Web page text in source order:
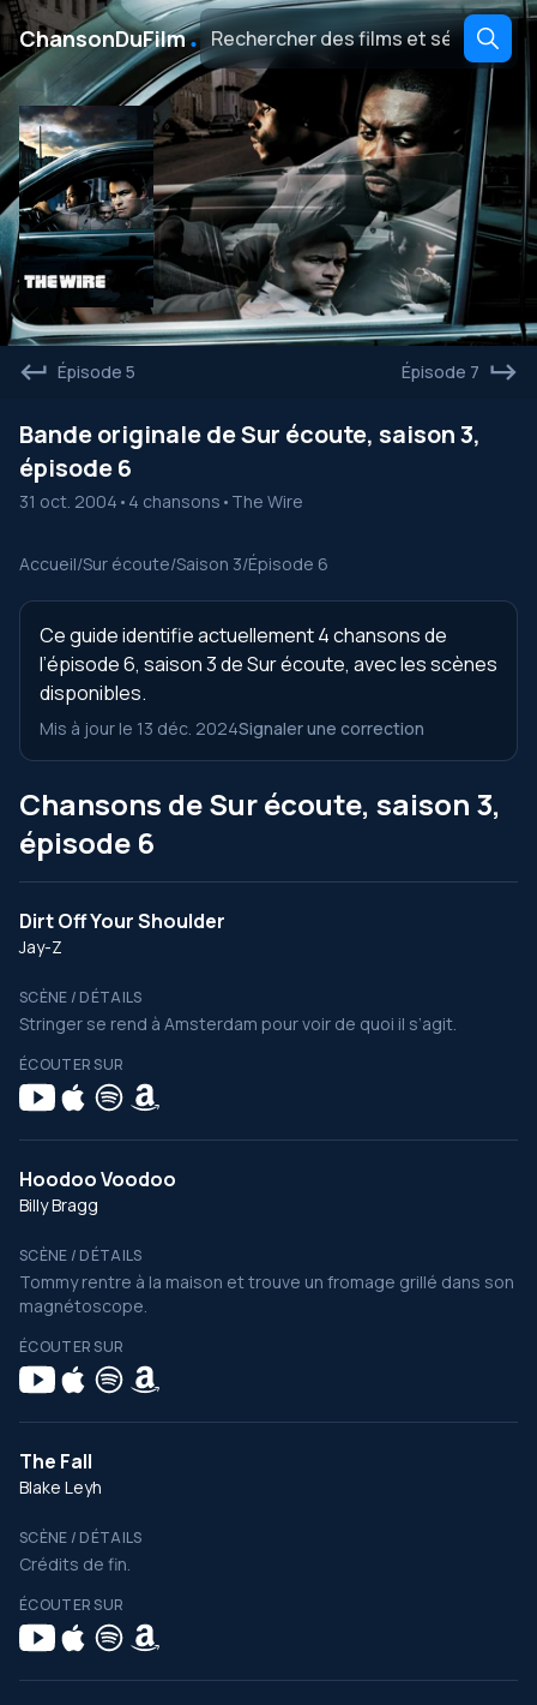
ChansonDuFilm․
Épisode 5 Épisode 7
Bande originale de Sur écoute, saison 3,
épisode 6
31 oct. 2004 • 4 chansons • The Wire
Accueil/Sur écoute/Saison 3/Épisode 6
Ce guide identifie actuellement 4 chansons de
l’épisode 6, saison 3 de Sur écoute, avec les scènes
disponibles.
Mis à jour le 13 déc. 2024Signaler une correction
Chansons de Sur écoute, saison 3,
épisode 6
Dirt Off Your Shoulder
Jay-Z
SCÈNE / DÉTAILS
Stringer se rend à Amsterdam pour voir de quoi il s’agit.
ÉCOUTER SUR
Hoodoo Voodoo
Billy Bragg
SCÈNE / DÉTAILS
Tommy rentre à la maison et trouve un fromage grillé dans son
magnétoscope.
ÉCOUTER SUR
The Fall
Blake Leyh
SCÈNE / DÉTAILS
Crédits de fin.
ÉCOUTER SUR